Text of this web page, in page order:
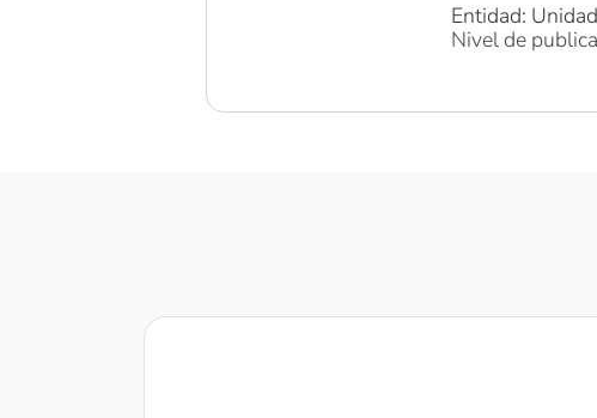
Entidad:
Nivel de